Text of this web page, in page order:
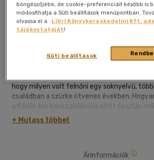
(4 vélemény)
Magvető Kft.|2024|magyar nyelvű|
védőborító|193 oldal
Nádasdy Ádám legújabb könyvében a
hogy milyen volt felnőni egy soknyelvű,
családban a szürke ötvenes években.
a Kádár-kor konszolidációja előtt és után,
világ a rendszerváltással. Nádasdy Ádám a
élvezetes stílusban mindig egy-egy
+ Mutass többet
Árinformációk
böngészőjébe, de cookie-preferenciáit később is
módosíthatja a Süti beállítások menüpontban.
olvassa el a
Libri Könyvkereskedelmi Kft.
tájékoztatóját!
Süti beállítások